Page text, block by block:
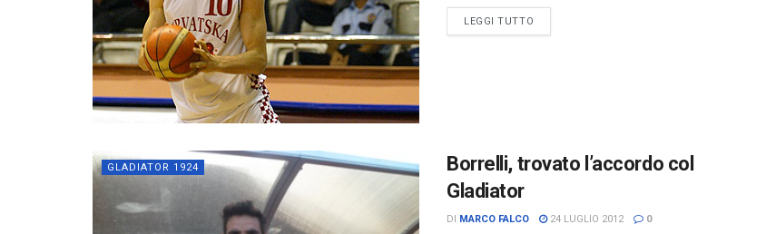
LEGGI TUTTO
GLADIATOR 1924
Borrelli, trovato l’accordo col
Gladiator
DI MARCO FALCO 24 LUGLIO 2012 0